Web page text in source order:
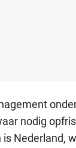
nodig
is Nederland,